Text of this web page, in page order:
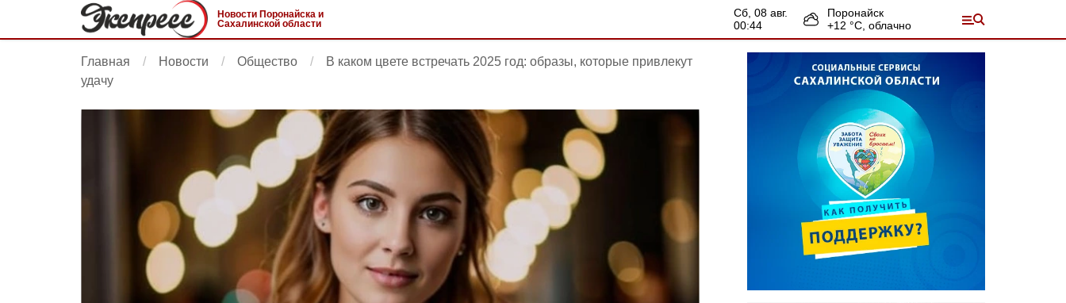
Новости Поронайска и
Сахалинской области
сб, 08 авг.
00:44
Поронайск
+12 °С, облачно
Главная Новости Общество
В каком цвете встречать 2025 год: образы, которые привлекут
удачу